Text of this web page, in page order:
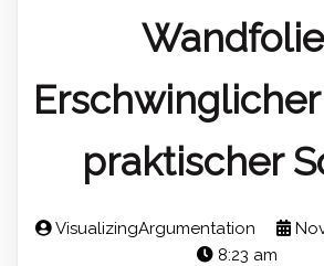
praktischer
VisualizingArgumentation
8:23 am